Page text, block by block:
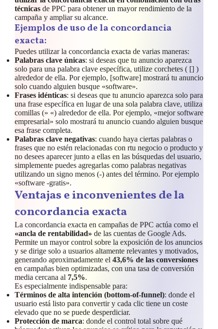
técnicas de PPC para obtener un mayor rendimiento de la
campaña y ampliar su alcance.
Ejemplos de uso de la concordancia
exacta:
Puedes utilizar la concordancia exacta de varias maneras:
Palabras clave únicas: si deseas que tu anuncio aparezca
solo para una palabra clave específica, utilize corchetes ( [] )
alrededor de ella. Por ejemplo, [software] mostrará tu anuncio
solo cuando alguien busque «software».
Frases idénticas: si deseas que tu anuncio aparezca solo para
una frase específica en lugar de una sola palabra clave, utiliza
comillas (» «) alrededor de ella. Por ejemplo, «mejor software
empresarial» solo mostrará tu anuncio cuando alguien busque
esa frase completa.
Palabras clave negativas: cuando haya ciertas palabras o
frases que no estén relacionadas con rtu negocio o producto y
no desees aparecer junto a ellas en las búsquedas del usuario,
simplemente puedes agregarlas como palabras negativas
utilizando un signo menos (-) antes del término. Por ejemplo
«software -gratis».
Ventajas e inconvenientes de la
concordancia exacta
La concordancia exacta en campañas de PPC actúa como el
«ancla de rentabilidad» de las cuentas de Google Ads.
Permite un mayor control sobre la exposición de los anuncios
y se dirige solo a usuarios altamente relevantes y motivados,
generando aproximadamente el 43,6% de las conversiones
en campañas bien optimizadas, con una tasa de conversión
media cercana al 7,5%.
Es especialmente indispensable para:
Términos de alta intención (bottom-of-funnel): donde el
usuario está listo para convertir y cada clic tiene un coste
elevado que no se puede desperdiciar.
Protección de marca: donde el control total sobre qué